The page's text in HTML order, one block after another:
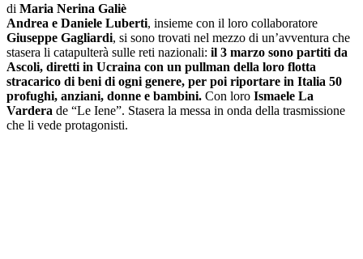
di Maria Nerina Galiè
Andrea e Daniele Luberti, insieme con il loro collaboratore
Giuseppe Gagliardi, si sono trovati nel mezzo di un’avventura che
stasera li catapulterà sulle reti nazionali: il 3 marzo sono partiti da
Ascoli, diretti in Ucraina con un pullman della loro flotta
stracarico di beni di ogni genere, per poi riportare in Italia 50
profughi, anziani, donne e bambini. Con loro Ismaele La
Vardera de “Le Iene”. Stasera la messa in onda della trasmissione
che li vede protagonisti.